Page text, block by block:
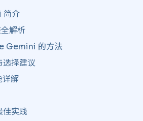
介
解析
Gemini 的方法
选择建议
解
佳实践